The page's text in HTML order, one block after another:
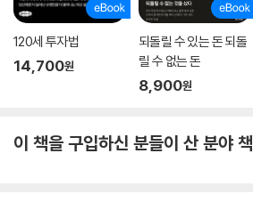
120세 투자법
14,700원
되돌릴 수 있는 돈 되돌
릴 수 없는 돈
8,900원
이 책을 구입하신 분들이 산 분야 책